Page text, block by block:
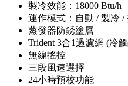
製冷效能：18000 Btu/h
運作模式：自動 / 製冷 /
蒸發器防銹塗層
Trident 3合1過濾網 (冷
無線搖控
三段風速選擇
24小時預校功能